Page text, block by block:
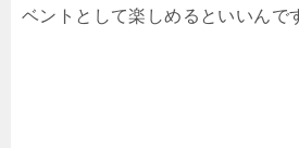
ベントとして楽しめるといいんで